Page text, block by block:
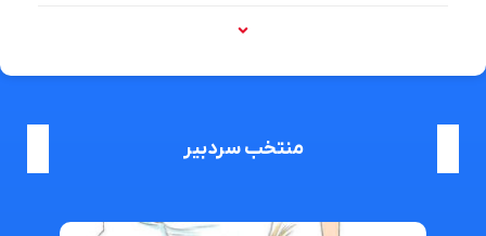
منتخب سردبیر